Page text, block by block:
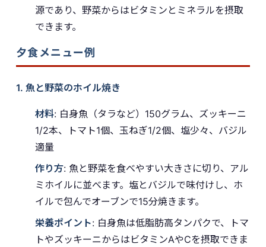
源であり、野菜からはビタミンとミネラルを摂取
できます。
夕食メニュー例
1. 魚と野菜のホイル焼き
材料: 白身魚（タラなど）150グラム、ズッキーニ
1/2本、トマト1個、玉ねぎ1/2個、塩少々、バジル
適量
作り方: 魚と野菜を食べやすい大きさに切り、アル
ミホイルに並べます。塩とバジルで味付けし、ホ
イルで包んでオーブンで15分焼きます。
栄養ポイント: 白身魚は低脂肪高タンパクで、トマ
トやズッキーニからはビタミンAやCを摂取できま